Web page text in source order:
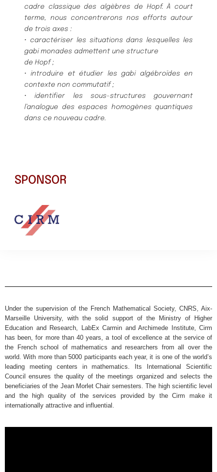
cadre classique des algèbres de Hopf. À court
terme, nous concentrerons nos efforts autour
de trois axes :
• caractériser les situations dans lesquelles les
gabi monades admettent une structure
de Hopf ;
• introduire et étudier les gabi algébroïdes en
contexte non commutatif ;
• identifier les sous-structures gouvernant
l’analogue des espaces homogènes quantiques
dans ce nouveau cadre.
SPONSOR
Under the supervision of the French Mathematical Society, CNRS, Aix-
Marseille University, with the solid support of the Ministry of Higher
Education and Research, LabEx Carmin and Archimede Institute, Cirm
has been, for more than 40 years, a tool of excellence at the service of
the French school of mathematics and researchers from all over the
world. With more than 5000 participants each year, it is one of the world’s
leading meeting centers in mathematics. Its International Scientific
Council ensures the quality of the meetings organized and selects the
beneficiaries of the Jean Morlet Chair semesters. The high scientific level
and the high quality of the services provided by the Cirm make it
internationally attractive and influential.